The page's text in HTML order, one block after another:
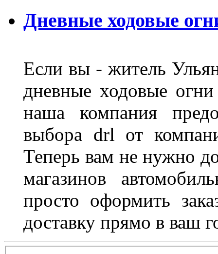
Дневные ходовые
Если вы - житель
дневные ходовые
наша компания
выбора drl от
Теперь вам не нужно
магазинов
просто оформить
доставку прямо в ваш